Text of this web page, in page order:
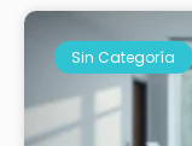
Sin Categoría